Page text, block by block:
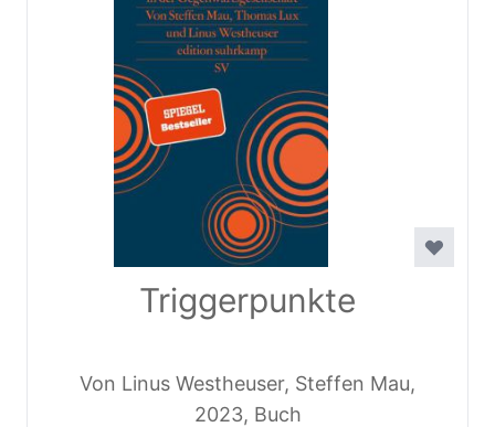
Triggerpunkte
Von Linus Westheuser, Steffen Mau,
Thomas Lux
2023, Buch